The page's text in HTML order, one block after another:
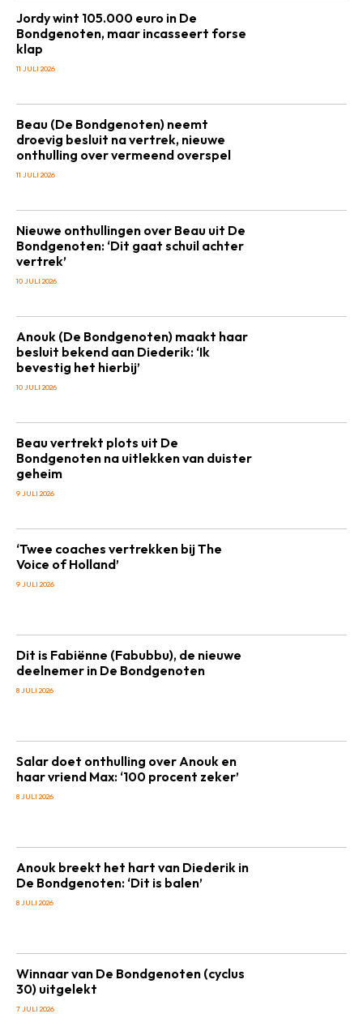
Jordy wint 105.000 euro in De
Bondgenoten, maar incasseert forse
klap
11 JULI 2026
Beau (De Bondgenoten) neemt
droevig besluit na vertrek, nieuwe
onthulling over vermeend overspel
11 JULI 2026
Nieuwe onthullingen over Beau uit De
Bondgenoten: ‘Dit gaat schuil achter
vertrek’
10 JULI 2026
Anouk (De Bondgenoten) maakt haar
besluit bekend aan Diederik: ‘Ik
bevestig het hierbij’
10 JULI 2026
Beau vertrekt plots uit De
Bondgenoten na uitlekken van duister
geheim
9 JULI 2026
‘Twee coaches vertrekken bij The
Voice of Holland’
9 JULI 2026
Dit is Fabiënne (Fabubbu), de nieuwe
deelnemer in De Bondgenoten
8 JULI 2026
Salar doet onthulling over Anouk en
haar vriend Max: ‘100 procent zeker’
8 JULI 2026
Anouk breekt het hart van Diederik in
De Bondgenoten: ‘Dit is balen’
8 JULI 2026
Winnaar van De Bondgenoten (cyclus
30) uitgelekt
7 JULI 2026